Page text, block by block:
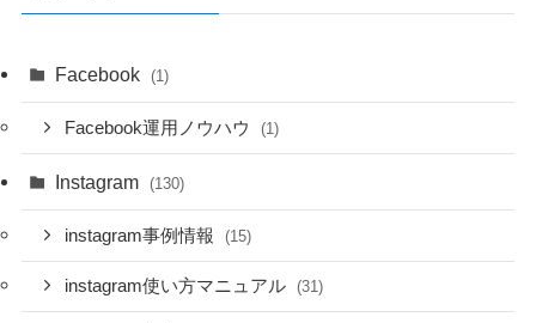
Facebook (1)
Facebook運用ノウハウ (1)
Instagram (130)
instagram事例情報 (15)
instagram使い方マニュアル (31)